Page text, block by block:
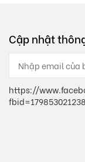
Cập nhật
https://